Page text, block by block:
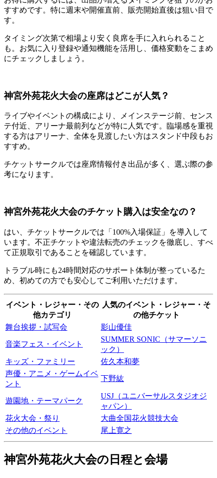
すすめです。特に週末や開催直前、販売開始直後は狙い目で
す。
タイミング次第で相場より安く良席を手に入れられること
も。お気に入り登録や通知機能を活用し、価格変動をこまめ
にチェックしましょう。
神宮外苑花火大会の座席はどこが人気？
ライブやイベントの構成により、メインステージ前、センス
テ付近、アリーナ最前列などが特に人気です。臨場感を重視
する方はアリーナ、全体を見渡したい方はスタンド中段もお
すすめ。
チケットサークルでは座席情報付き出品が多く、選ぶ際の参
考になります。
神宮外苑花火大会のチケット購入は安全なの？
はい、チケットサークルでは「100%入場保証」を導入して
います。不正チケットや違法転売のチェックを徹底し、すべ
て正規取引であることを確認しています。
トラブル時にも24時間対応のサポート体制が整っているた
め、初めての方でも安心してご利用いただけます。
イベント・レジャー・その
他カテゴリ
人気のイベント・レジャー・そ
の他チケット
舞台挨拶・試写会
影山優佳
音楽フェス・イベント
SUMMER SONIC（サマーソニ
ック）
キッズ・ファミリー
佐久本和夢
声優・アニメ・ゲームイベ
ント
下野紘
遊園地・テーマパーク
USJ（ユニバーサルスタジオジ
ャパン）
花火大会・祭り
大曲全国花火競技大会
その他のイベント
尾上寛之
神宮外苑花火大会の日程と会場